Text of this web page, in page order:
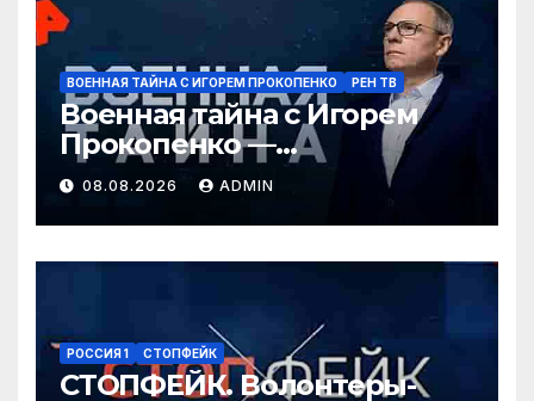
ВОЕННАЯ ТАЙНА С ИГОРЕМ ПРОКОПЕНКО РЕН ТВ
Военная тайна с Игорем
Прокопенко —
Перестановки в
Минобороны России
(08.08.2026)
08.08.2026 ADMIN
РОССИЯ 1 СТОПФЕЙК
СТОПФЕЙК. Волонтеры-